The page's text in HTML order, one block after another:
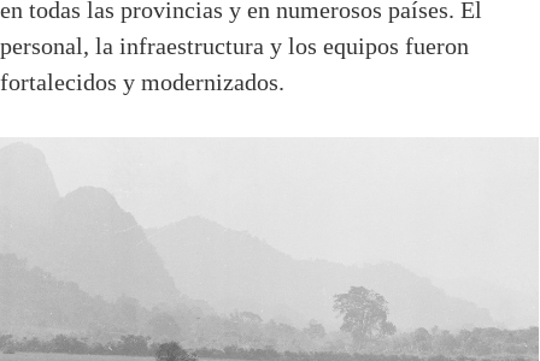
en todas las provincias y en numerosos países. El
personal, la infraestructura y los equipos fueron
fortalecidos y modernizados.